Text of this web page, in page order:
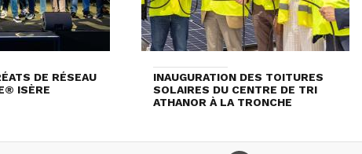
DE RÉSEAU
ISÈRE
INAUGURATION DES TOITURES
SOLAIRES DU CENTRE DE TRI
ATHANOR À LA TRONCHE